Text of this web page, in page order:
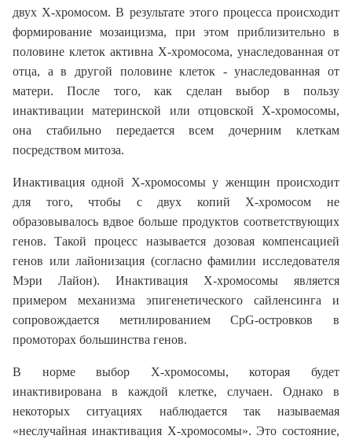
двух Х-хромосом. В результате этого процесса происходит
формирование мозаицизма, при этом приблизительно в
половине клеток активна Х-хромосома, унаследованная от
отца, а в другой половине клеток - унаследованная от
матери. После того, как сделан выбор в пользу
инактивации материнской или отцовской Х-хромосомы,
она стабильно передается всем дочерним клеткам
посредством митоза.
Инактивация одной Х-хромосомы у женщин происходит
для того, чтобы с двух копий Х-хромосом не
образовывалось вдвое больше продуктов соответствующих
генов. Такой процесс называется дозовая компенсацией
генов или лайонизация (согласно фамилии исследователя
Мэри Лайон). Инактивация Х-хромосомы является
примером механизма эпигенетического сайленсинга и
сопровождается метилированием CpG-островков в
промоторах большинства генов.
В норме выбор Х-хромосомы, которая будет
инактивирована в каждой клетке, случаен. Однако в
некоторых ситуациях наблюдается так называемая
«неслучайная инактивация Х-хромосомы». Это состояние,